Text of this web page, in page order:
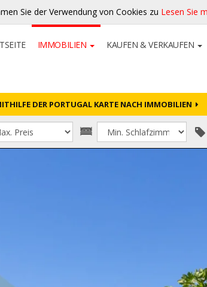
Sie der Verwendung von Cookies zu Lesen Sie
IMMOBILIEN KAUFEN & VERKAUFEN
DER PORTUGAL KARTE NACH IMMOBILIEN